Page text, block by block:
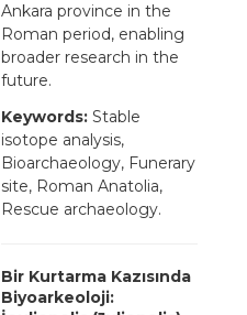
Ankara province in the
Roman period, enabling
broader research in the
future.
Keywords: Stable
isotope analysis,
Bioarchaeology, Funerary
site, Roman Anatolia,
Rescue archaeology.
Bir Kurtarma Kazısında
Biyoarkeoloji: